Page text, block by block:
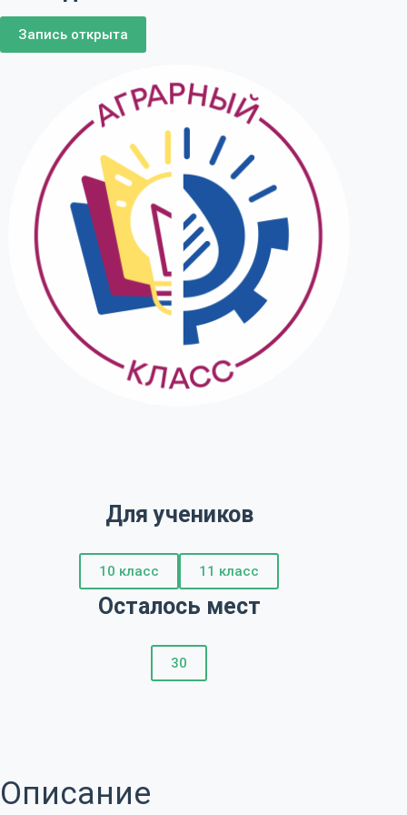
Запись открыта
Для учеников
10 класс 11 класс
Осталось мест
30
Описание